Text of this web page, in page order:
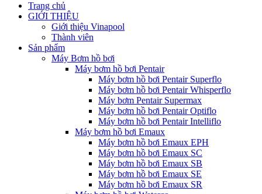
Trang chủ
GIỚI THIỆU
Giới thiệu Vinapool
Thành viên
Sản phẩm
Máy Bơm hồ bơi
Máy bơm hồ bơi Pentair
Máy bơm hồ bơi Pentair Superflo
Máy bơm hồ bơi Pentair Whisperflo
Máy bơm Pentair Supermax
Máy bơm hồ bơi Pentair Optiflo
Máy bơm hồ bơi Pentair Intelliflo
Máy bơm hồ bơi Emaux
Máy bơm hồ bơi Emaux EPH
Máy bơm hồ bơi Emaux SC
Máy bơm hồ bơi Emaux SB
Máy bơm hồ bơi Emaux SE
Máy bơm hồ bơi Emaux SR